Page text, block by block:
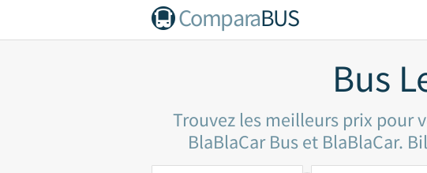
ComparaBUS
Bus
Trouvez les meilleurs prix pour
BlaBlaCar Bus et BlaBlaCar.